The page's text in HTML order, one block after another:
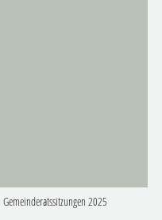
Gemeinderatssitzungen 2025